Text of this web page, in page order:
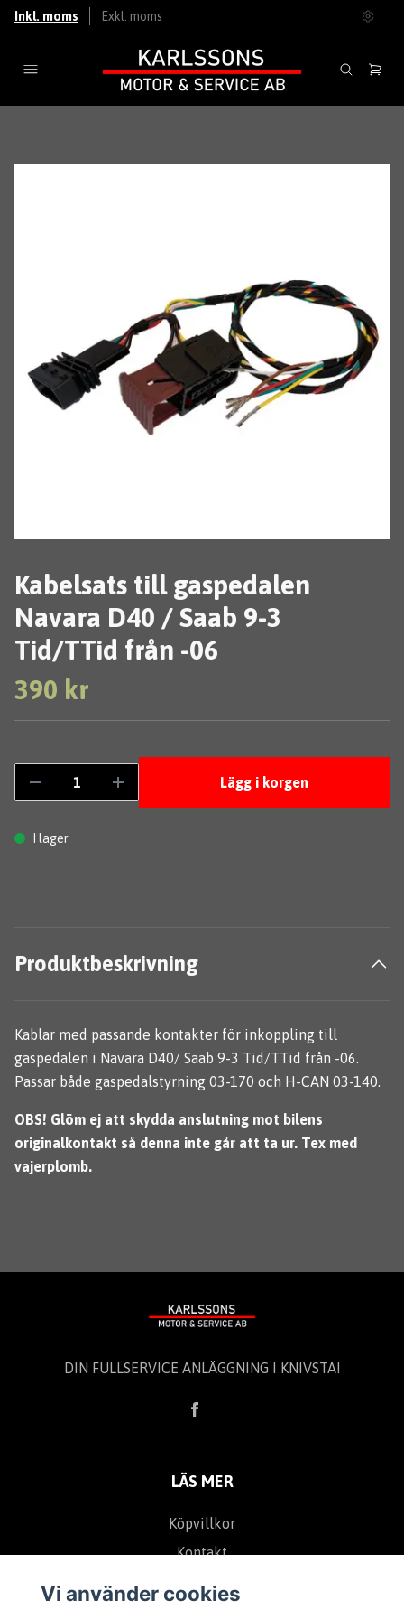
Inkl. moms Exkl. moms
Kabelsats till gaspedalen
Navara D40 / Saab 9-3
Tid/TTid från -06
390 kr
Lägg i korgen
I lager
Produktbeskrivning
Kablar med passande kontakter för inkoppling till
gaspedalen i Navara D40/ Saab 9-3 Tid/TTid från -06.
Passar både gaspedalstyrning 03-170 och H-CAN 03-140.
OBS! Glöm ej att skydda anslutning mot bilens
originalkontakt så denna inte går att ta ur. Tex med
vajerplomb.
DIN FULLSERVICE ANLÄGGNING I KNIVSTA!
LÄS MER
Köpvillkor
Kontakt
Vi använder cookies